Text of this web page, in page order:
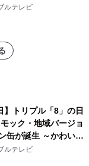
田の四季と名所を巡
月1日(火)秋田県内で
ルテレビ
】トリプル「8」の日
ック・地域バージョ
缶が誕生 ～かわいい
田の四季と名所を巡
月1日(火)秋田県内で
ルテレビ